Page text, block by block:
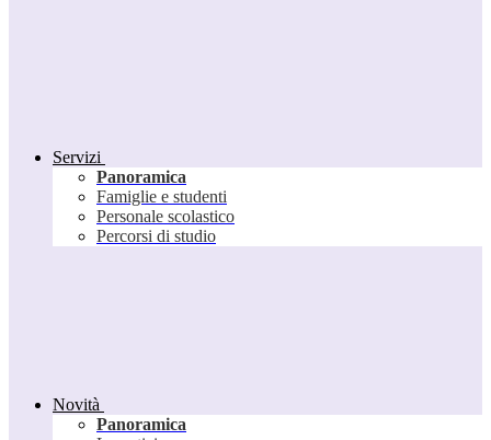
Servizi
Panoramica
Famiglie e studenti
Personale scolastico
Percorsi di studio
Novità
Panoramica